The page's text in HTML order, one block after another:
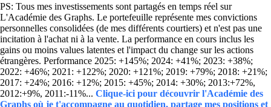
PS: Tous mes investissements sont partagés en temps réel sur
L'Académie des Graphs. Le portefeuille représente mes convictions
personnelles consolidées (de mes différents courtiers) et n'est pas une
incitation à l'achat ni à la vente. La performance en cours inclus les
gains ou moins values latentes et l'impact du change sur les actions
étrangères. Performance 2025: +145%; 2024: +41%; 2023: +38%;
2022: +46%; 2021: +122%; 2020: +121%; 2019: +79%; 2018: +21%;
2017: +24%; 2016: +12%; 2015: +45%; 2014: +30%; 2013:+72%,
2012:+9%, 2011:-11%... Clique-ici pour découvrir l'Académie des
Graphs où je t'accompagne au quotidien, partage mes positions et